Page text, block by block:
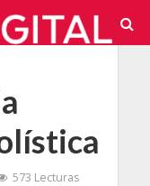
573 Lecturas